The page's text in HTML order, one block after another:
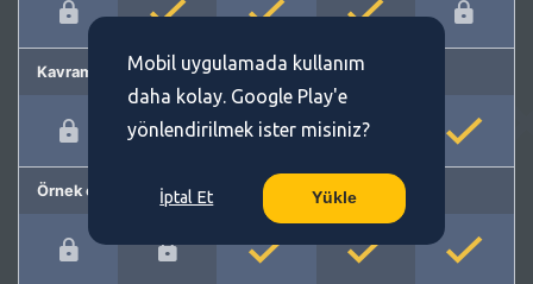
Kavram önerme
Örnek cümleler
Mobil uygulamada kullanım
daha kolay. Google Play'e
yönlendirilmek ister misiniz?
İptal Et Yükle